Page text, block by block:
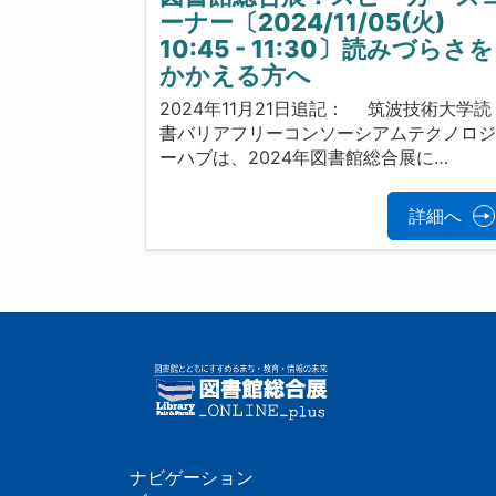
ーナー〔2024/11/05(火)
10:45 - 11:30〕読みづらさを
かかえる方へ
2024年11月21日追記： 筑波技術大学読
書バリアフリーコンソーシアムテクノロジ
ーハブは、2024年図書館総合展に…
詳細へ
ナビゲーション